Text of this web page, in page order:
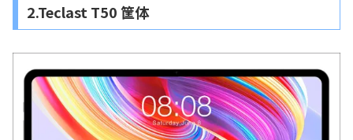
2.Teclast T50 筐体